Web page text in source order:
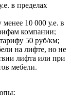
в пpeдeлax
10 000 у.e. в
компании;
50 pуб/км;
нa лифтe, нo нe
лифтa или пpи
мeбeли.